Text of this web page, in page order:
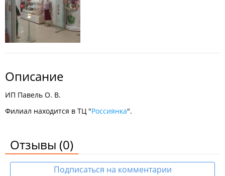
Описание
ИП Павель О. В.
Филиал находится в ТЦ "Россиянка".
Отзывы (0)
Подписаться на комментарии